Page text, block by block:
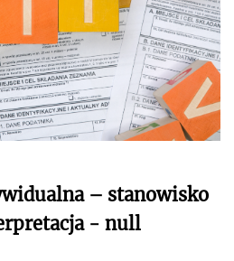
– stanowisko
- null